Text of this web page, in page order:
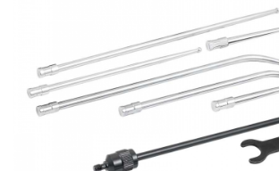
Accesorii micrometre
Accesorii pentru ceasuri
comparatoare